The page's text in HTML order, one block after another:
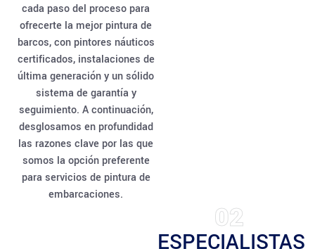
cada paso del proceso para
ofrecerte la mejor pintura de
barcos, con pintores náuticos
certificados, instalaciones de
última generación y un sólido
sistema de garantía y
seguimiento. A continuación,
desglosamos en profundidad
las razones clave por las que
somos la opción preferente
para servicios de pintura de
embarcaciones.
02
ESPECIALISTAS